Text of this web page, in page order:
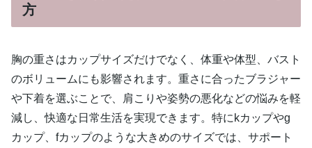
方
胸の重さはカップサイズだけでなく、体重や体型、バスト
のボリュームにも影響されます。重さに合ったブラジャー
や下着を選ぶことで、肩こりや姿勢の悪化などの悩みを軽
減し、快適な日常生活を実現できます。特にkカップやg
カップ、fカップのような大きめのサイズでは、サポート